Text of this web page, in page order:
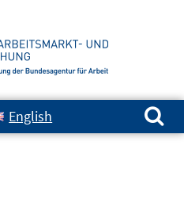
English
Suchen nach: